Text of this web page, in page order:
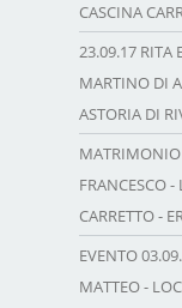
CASCINA
23.09.17 RITA
MARTINO DI
ASTORIA DI
MATRIMONIO
FRANCESCO
CARRETTO -
EVENTO
MATTEO -